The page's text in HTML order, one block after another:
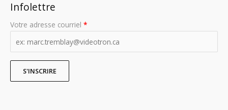
Infolettre
Votre adresse courriel *